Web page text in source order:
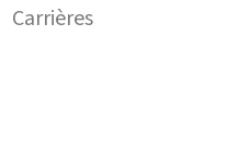
Carrières